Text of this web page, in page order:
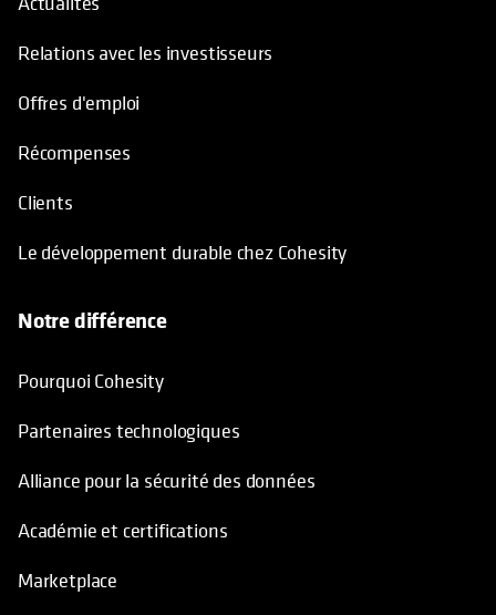
Relations avec les investisseurs
Offres d'emploi
Récompenses
Clients
Le développement durable chez Cohesity
Notre différence
Pourquoi Cohesity
Partenaires technologiques
Alliance pour la sécurité des données
Académie et certifications
Marketplace